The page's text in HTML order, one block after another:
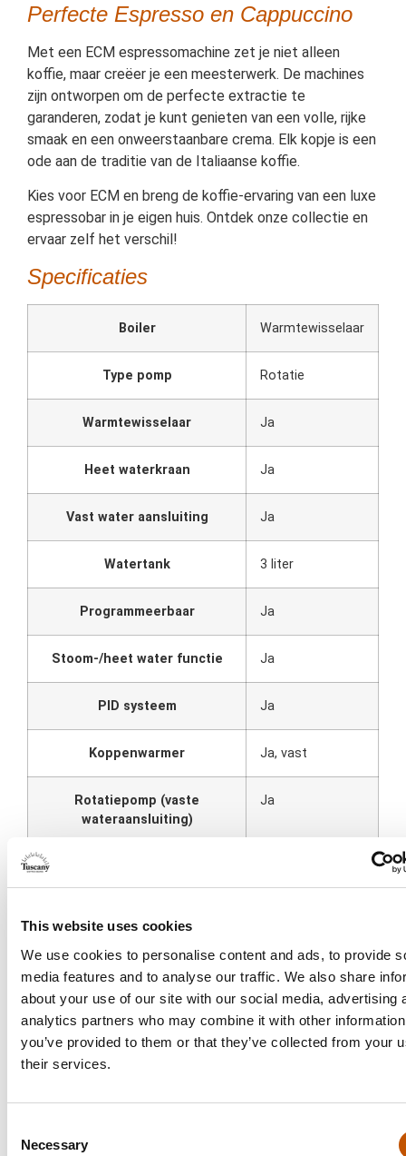
This website uses cookies
We use cookies to personalise content and ads, to provide
media features and to analyse our traffic. We also share
about your use of our site with our social media, advertising
analytics partners who may combine it with other
you’ve provided to them or that they’ve collected from your
their services.
Selection
Necessary
Perfecte Espresso en Cappuccino
Met een ECM espressomachine zet je niet alleen
koffie, maar creëer je een meesterwerk. De machines
zijn ontworpen om de perfecte extractie te
garanderen, zodat je kunt genieten van een volle, rijke
smaak en een onweerstaanbare crema. Elk kopje is een
ode aan de traditie van de Italiaanse koffie.
Kies voor ECM en breng de koffie-ervaring van een luxe
espressobar in je eigen huis. Ontdek onze collectie en
ervaar zelf het verschil!
Specificaties
Boiler Warmtewisselaar
Type pomp Rotatie
Warmtewisselaar Ja
Heet waterkraan Ja
Vast water aansluiting Ja
Watertank 3 liter
Programmeerbaar Ja
Stoom-/heet water functie Ja
PID systeem Ja
Koppenwarmer Ja, vast
Rotatiepomp (vaste
wateraansluiting)
Ja
Shot-timer Ja
Display Ja
Gemaakt in Europa
RVS boiler Ja